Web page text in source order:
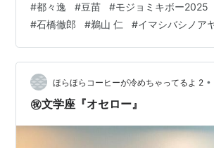
4151827?s=46 浅野さん イマシバシノア
ミキボー』（第3回小田島雄志翻訳戯曲賞
ーウェン・マカファーティ翻訳：平川大
出演：浅野雅博×石橋徹郎お疲れ様でし
レッズはJ1リーグ 第32節 vs 東京
#都々逸 #豆苗 #モジョミキボー2025
#石橋徹郎 #鵜山 仁 #イマシバシノア
ほらほらコーヒーが冷めちゃってるよ 2 •
㊗️文学座『オセロー』